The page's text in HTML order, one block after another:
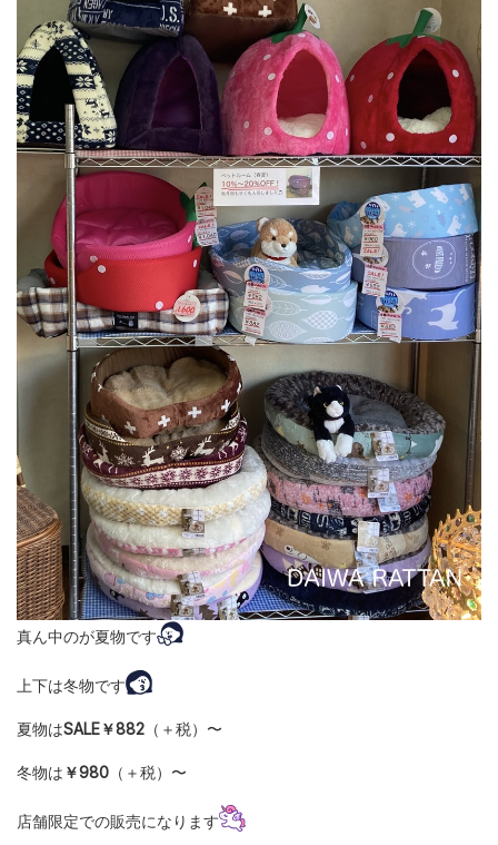
真ん中のが夏物です
上下は冬物です
夏物はSALE￥882 （＋税）〜
冬物は ￥980 （＋税）〜
店舗限定での販売になります